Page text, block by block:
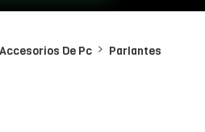
De Pc Parlantes